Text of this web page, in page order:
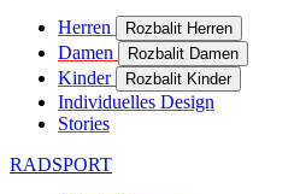
Herren Rozbalit Herren
Damen Rozbalit Damen
Kinder Rozbalit Kinder
Individuelles Design
Stories
RADSPORT